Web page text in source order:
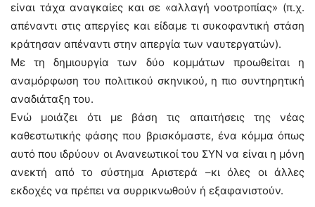
είναι τάχα αναγκαίες και σε «αλλαγή νοοτροπίας» (π.χ.
απέναντι στις απεργίες και είδαμε τι συκοφαντική στάση
κράτησαν απέναντι στην απεργία των ναυτεργατών).
Με τη δημιουργία των δύο κομμάτων προωθείται η
αναμόρφωση του πολιτικού σκηνικού, η πιο συντηρητική
αναδιάταξη του.
Ενώ μοιάζει ότι με βάση τις απαιτήσεις της νέας
καθεστωτικής φάσης που βρισκόμαστε, ένα κόμμα όπως
αυτό που ιδρύουν οι Ανανεωτικοί του ΣΥΝ να είναι η μόνη
ανεκτή από το σύστημα Αριστερά –κι όλες οι άλλες
εκδοχές να πρέπει να συρρικνωθούν ή εξαφανιστούν.